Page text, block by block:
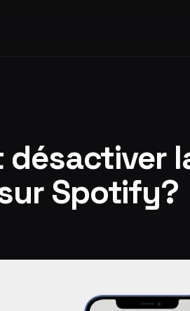
désactiver
Spotify?